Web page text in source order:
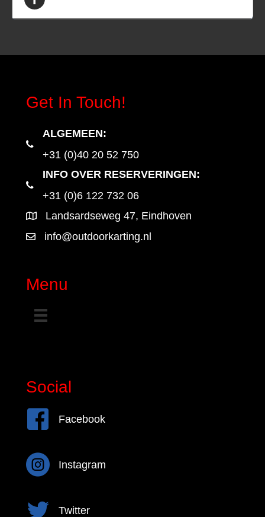
Get In Touch!
ALGEMEEN:
+31 (0)40 20 52 750
INFO OVER RESERVERINGEN:
+31 (0)6 122 732 06
Landsardseweg 47, Eindhoven
info@outdoorkarting.nl
Menu
Social
FacebookFacebook
InstagramInstagram
Twitter Twitter